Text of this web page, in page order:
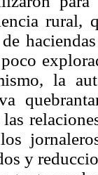
rural,
la
y